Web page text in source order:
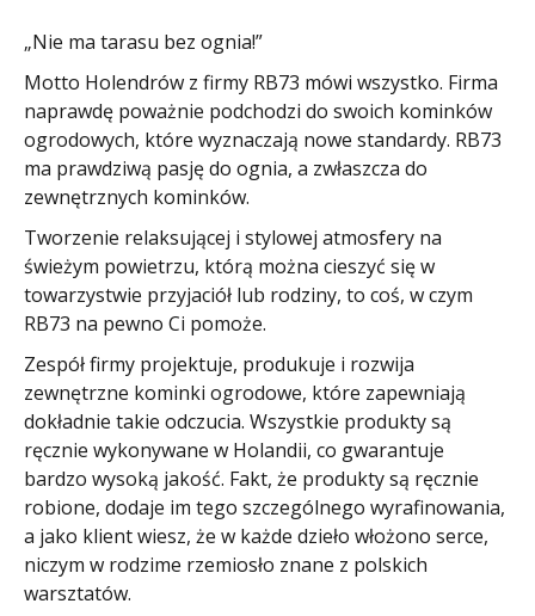
„Nie ma tarasu bez ognia!”
Motto Holendrów z firmy RB73 mówi wszystko. Firma
naprawdę poważnie podchodzi do swoich kominków
ogrodowych, które wyznaczają nowe standardy. RB73
ma prawdziwą pasję do ognia, a zwłaszcza do
zewnętrznych kominków.
Tworzenie relaksującej i stylowej atmosfery na
świeżym powietrzu, którą można cieszyć się w
towarzystwie przyjaciół lub rodziny, to coś, w czym
RB73 na pewno Ci pomoże.
Zespół firmy projektuje, produkuje i rozwija
zewnętrzne kominki ogrodowe, które zapewniają
dokładnie takie odczucia. Wszystkie produkty są
ręcznie wykonywane w Holandii, co gwarantuje
bardzo wysoką jakość. Fakt, że produkty są ręcznie
robione, dodaje im tego szczególnego wyrafinowania,
a jako klient wiesz, że w każde dzieło włożono serce,
niczym w rodzime rzemiosło znane z polskich
warsztatów.